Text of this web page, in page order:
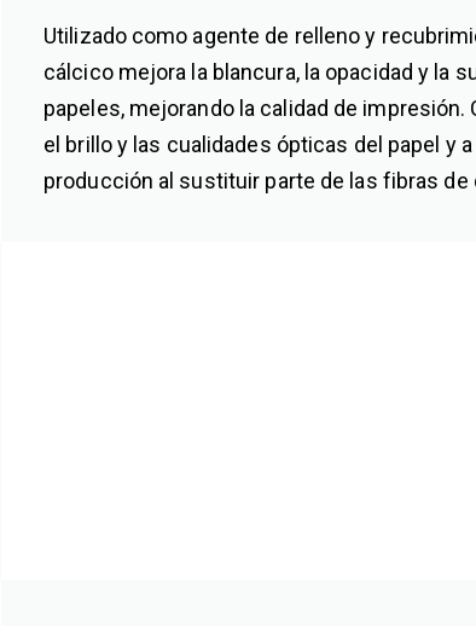
Utilizado como agente de relleno y
cálcico mejora la blancura, la opacidad y la
papeles, mejorando la calidad de impresión.
el brillo y las cualidades ópticas del papel y
producción al sustituir parte de las fibras de